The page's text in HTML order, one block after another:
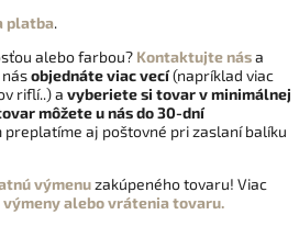
platba.
alebo farbou? Kontaktujte nása
objednáte viac vecí(napríklad viac
riflí..) a vyberiete si tovar v minimálnej
môžete u nás do 30-dní
preplatíme aj poštovné pri zaslaní balíku
výmenuzakúpeného tovaru! Viac
alebo vrátenia tovaru.